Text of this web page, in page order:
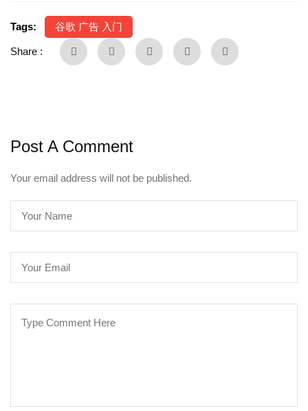
Tags: 谷歌 广告 入门
Share :
Post A Comment
Your email address will not be published.